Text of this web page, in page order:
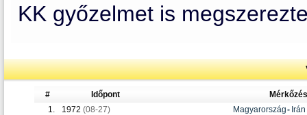
KK győzelmet is
# Időpont
1.
1972 (08-27) Magyarország- Irán